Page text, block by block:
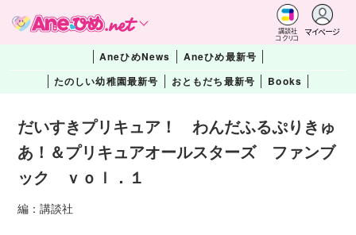
講談社
コクリコ
マイページ
AneひめNews
Aneひめ最新号
たのしい幼稚園最新号
おともだち最新号 Books
だいすきプリキュア！ わんだふるぷりきゅ
あ！＆プリキュアオールスターズ ファンブ
ック ｖｏｌ．１
編：講談社